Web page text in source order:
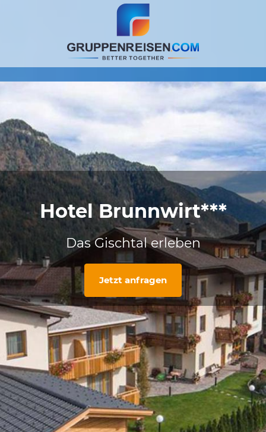
Hotel Brunnwirt***
Das Gischtal erleben
Jetzt anfragen